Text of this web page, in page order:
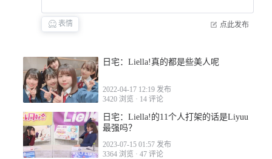
2022-05-09 14:15
2022-05-09 14:36
表情 点此发布
日宅：Liella!真的都是些美人呢
2022-04-17 12:19 发布
3420 浏览 · 14 评论
日宅：Liella!的11个人打架的话是Liyuu
最强吗？
2023-07-15 01:57 发布
3364 浏览 · 47 评论